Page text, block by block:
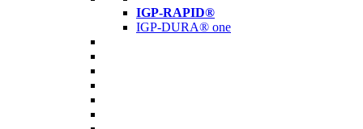
IGP-RAPID®
IGP-DURA® one